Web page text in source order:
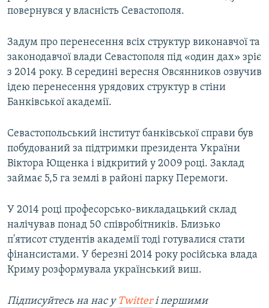
повернувся у власність Севастополя.
Задум про перенесення всіх структур виконавчої та
законодавчої влади Севастополя під «один дах» зріє
з 2014 року. В середині вересня Овсянников озвучив
ідею перенесення урядових структур в стіни
Банківської академії.
Севастопольський інститут банківської справи був
побудований за підтримки президента України
Віктора Ющенка і відкритий у 2009 році. Заклад
займає 5,5 га землі в районі парку Перемоги.
У 2014 році професорсько-викладацький склад
налічував понад 50 співробітників. Близько
п'ятисот студентів академії тоді готувалися стати
фінансистами. У березні 2014 року російська влада
Криму розформувала український виш.
Підписуйтесь на наc у Twitterі першими